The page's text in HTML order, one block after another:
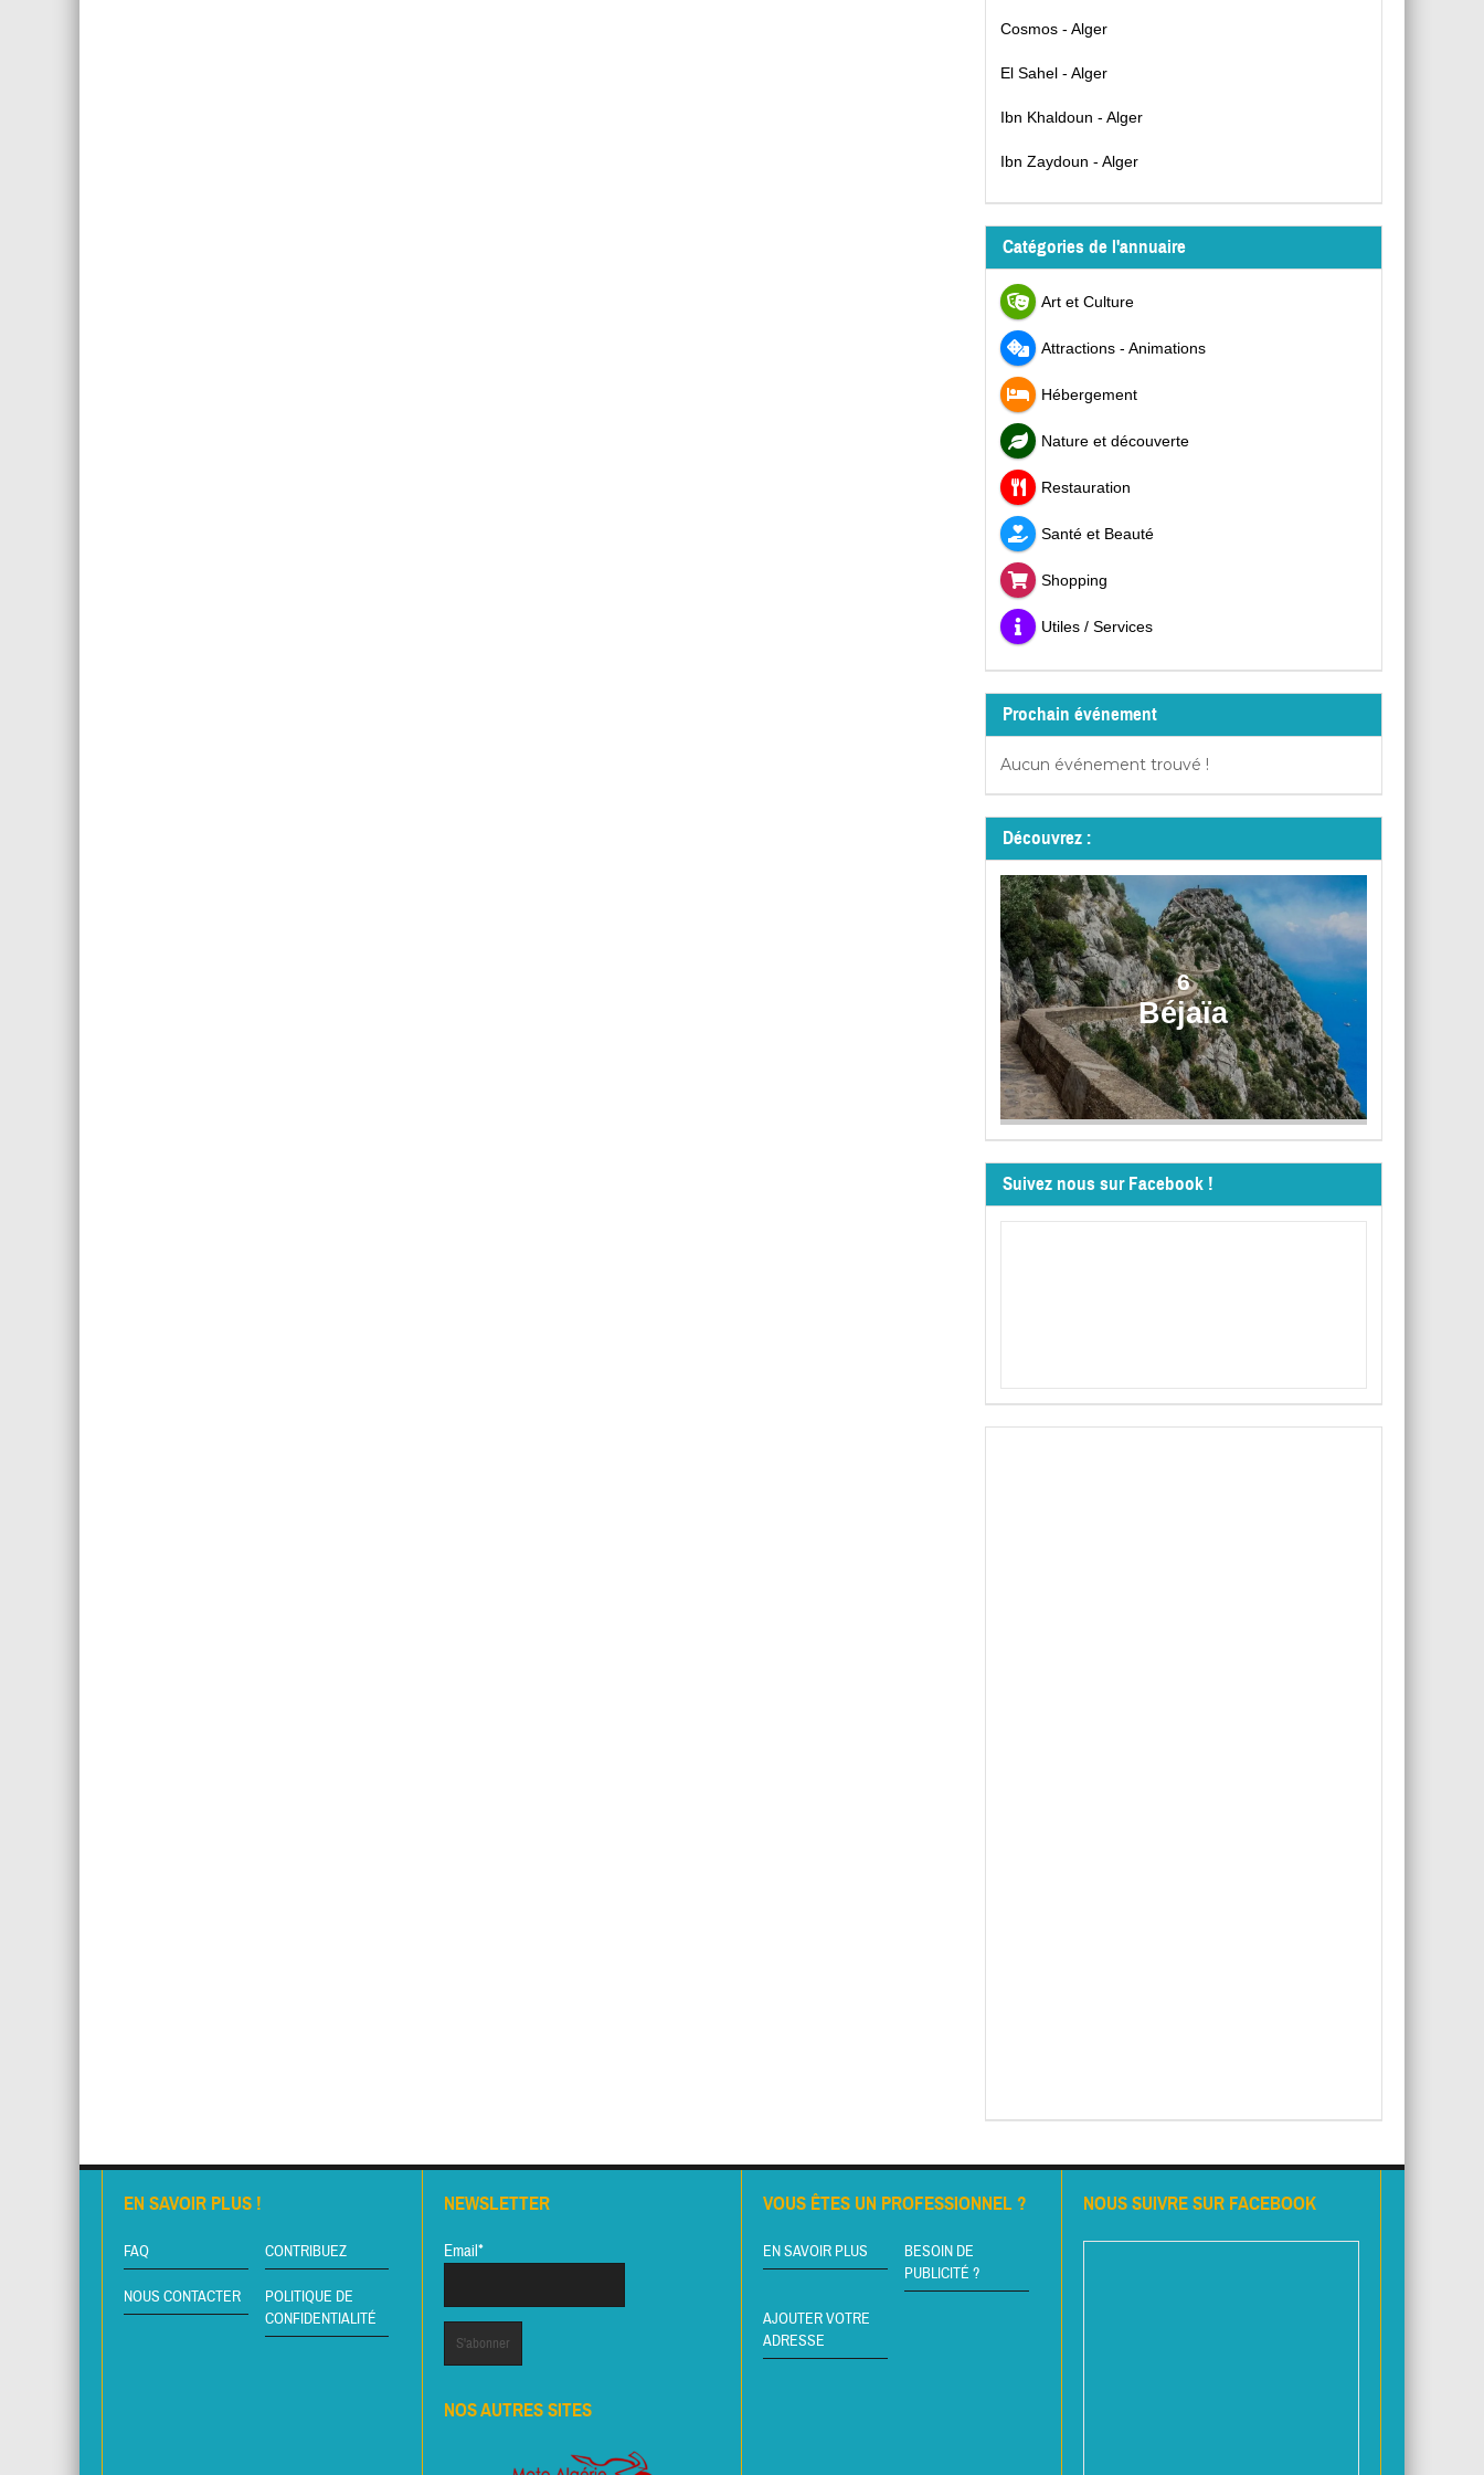
Cosmos - Alger
El Sahel - Alger
Ibn Khaldoun - Alger
Ibn Zaydoun - Alger
Catégories de l'annuaire
Art et Culture
Attractions - Animations
Hébergement
Nature et découverte
Restauration
Santé et Beauté
Shopping
Utiles / Services
Prochain événement
Aucun événement trouvé !
Découvrez :
6
Béjaïa
Suivez nous sur Facebook !
EN SAVOIR PLUS !
FAQ CONTRIBUEZ
NOUS CONTACTER
POLITIQUE DE
CONFIDENTIALITÉ
NEWSLETTER
Email*
NOS AUTRES SITES
VOUS ÊTES UN PROFESSIONNEL ?
EN SAVOIR PLUS
BESOIN DE
PUBLICITÉ ?
AJOUTER VOTRE
ADRESSE
NOUS SUIVRE SUR FACEBOOK